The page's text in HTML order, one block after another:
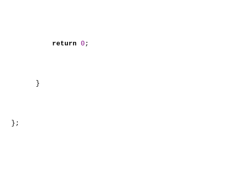
return 0 ;
}
};